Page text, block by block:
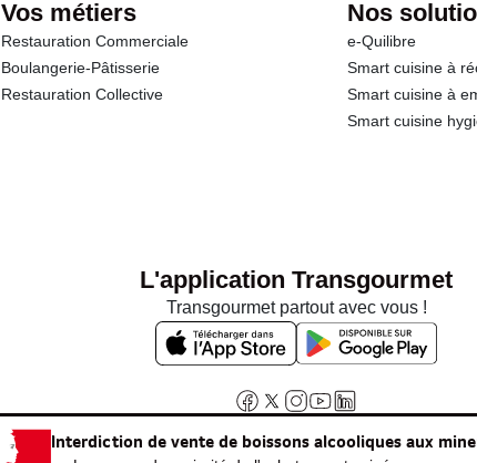
Vos métiers
Restauration Commerciale
Boulangerie-Pâtisserie
Restauration Collective
Nos
e-Quilibre
Smart cuisine à
Smart cuisine à
Smart cuisine
L'application Transgourmet
Transgourmet partout avec vous !
Interdiction de vente de boissons alcooliques aux